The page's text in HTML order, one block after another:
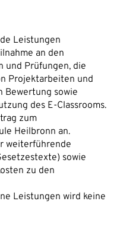
Leistungen
an den
und Prüfungen, die
Projektarbeiten und
Bewertung sowie
des E-Classrooms.
zum
Heilbronn an.
weiterführende
sowie
zu den
Leistungen wird keine